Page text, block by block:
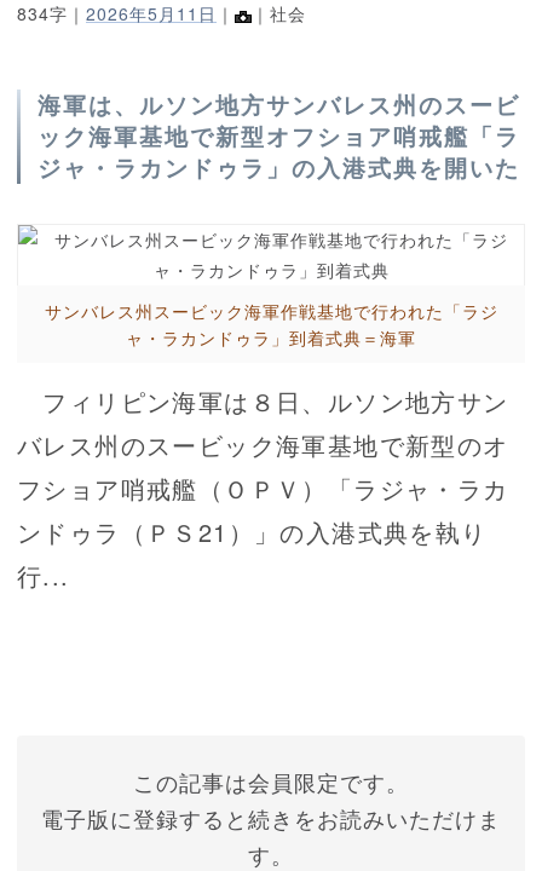
834字｜ 2026年5月11日 ｜ ｜社会
海軍は、ルソン地方サンバレス州のスービ
ック海軍基地で新型オフショア哨戒艦「ラ
ジャ・ラカンドゥラ」の入港式典を開いた
サンバレス州スービック海軍作戦基地で行われた「ラジ
ャ・ラカンドゥラ」到着式典＝海軍
フィリピン海軍は８日、ルソン地方サン
バレス州のスービック海軍基地で新型のオ
フショア哨戒艦（ＯＰＶ）「ラジャ・ラカ
ンドゥラ（ＰＳ21）」の入港式典を執り
行...
この記事は会員限定です。
電子版に登録すると続きをお読みいただけま
す。